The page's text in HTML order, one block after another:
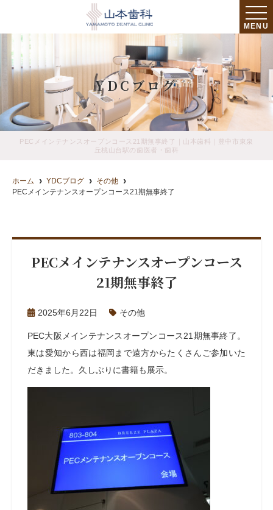
MENU
YDCブログ
PECメインテナンスオープンコース21期無事終了｜山本歯科｜豊中市東泉
丘桃山台駅の歯医者・歯科
ホーム YDCブログ
その他
PECメインテナンスオープンコース21期無事終了
PECメインテナンスオープンコース
21期無事終了
2025年6月22日 その他
PEC大阪メインテナンスオープンコース21期無事終了。
東は愛知から西は福岡まで遠方からたくさんご参加いた
だきました。久しぶりに書籍も展示。